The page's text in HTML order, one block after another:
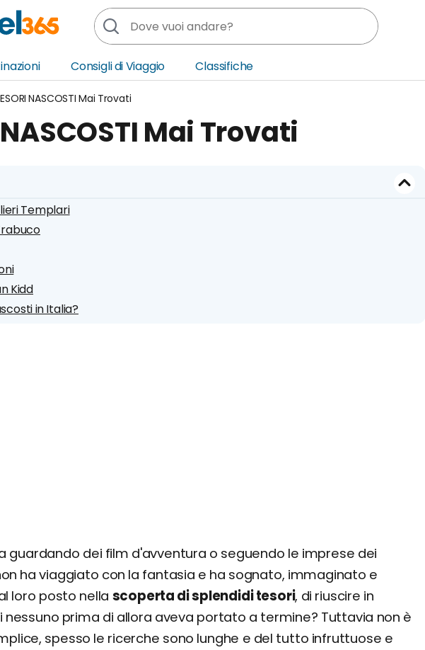
America
America Centrale
Consigli di Viaggio Classifiche
NASCOSTI Mai Trovati
NASCOSTI Mai Trovati
Templari
Kidd
in Italia?
guardando dei film d'avventura o seguendo le imprese dei
ha viaggiato con la fantasia e ha sognato, immaginato e
loro posto nella scoperta di splendidi tesori, di riuscire in
nessuno prima di allora aveva portato a termine? Tuttavia non è
spesso le ricerche sono lunghe e del tutto infruttuose e